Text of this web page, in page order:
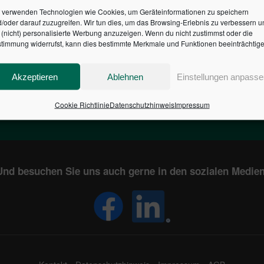
verwenden Technologien wie Cookies, um Geräteinformationen zu speichern
oder darauf zuzugreifen. Wir tun dies, um das Browsing-Erlebnis zu verbessern
personalisierte Werbung anzuzeigen. Wenn du nicht zustimmst oder die
widerrufst, kann dies bestimmte Merkmale und Funktionen
Akzeptieren Ablehnen Einstellungen
Cookie RichtlinieDatenschutzhinweisImpressum
DES BUNDES DER
€
IN DEUTSCHLAND
besuchen Sie uns auch gerne in den sozialen